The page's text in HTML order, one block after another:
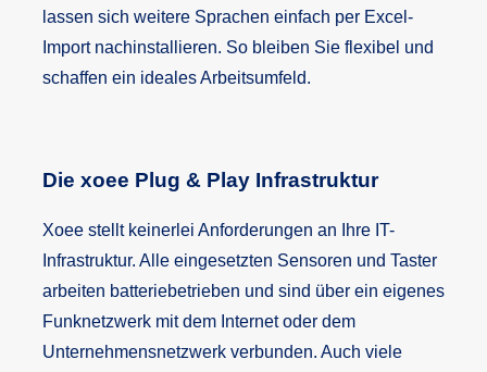
lassen sich weitere Sprachen einfach per Excel-
Import nachinstallieren. So bleiben Sie flexibel und
schaffen ein ideales Arbeitsumfeld.
Die xoee Plug & Play Infrastruktur
Xoee stellt keinerlei Anforderungen an Ihre IT-
Infrastruktur. Alle eingesetzten Sensoren und Taster
arbeiten batteriebetrieben und sind über ein eigenes
Funknetzwerk mit dem Internet oder dem
Unternehmensnetzwerk verbunden. Auch viele